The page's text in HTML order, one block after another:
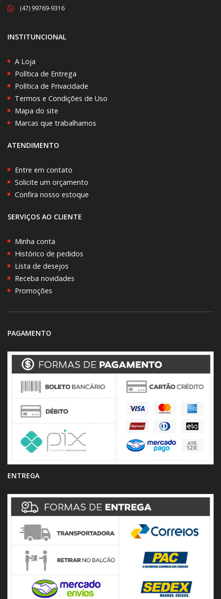
(47) 99769-9316
INSTITUNCIONAL
A Loja
Política de Entrega
Política de Privacidade
Termos e Condições de Uso
Mapa do site
Marcas que trabalhamos
ATENDIMENTO
Entre em contato
Solicite um orçamento
Confira nosso estoque
SERVIÇOS AO CLIENTE
Minha conta
Histórico de pedidos
Lista de desejos
Receba novidades
Promoções
PAGAMENTO
ENTREGA